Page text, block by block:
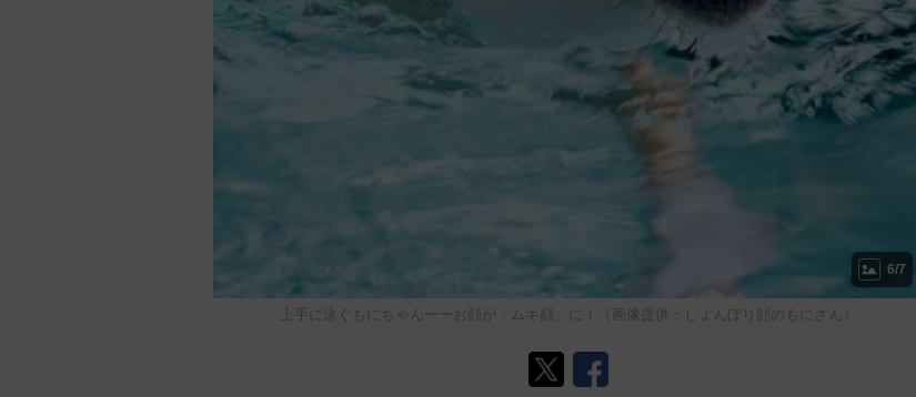
6/7
上手に泳ぐもにちゃんーーお顔が「ムキ顔」に！（画像提供：しょんぼり顔のもにさん）